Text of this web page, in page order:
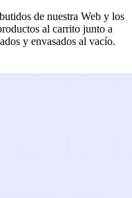
de nuestra Web y los
al carrito junto a
y envasados al vacío.